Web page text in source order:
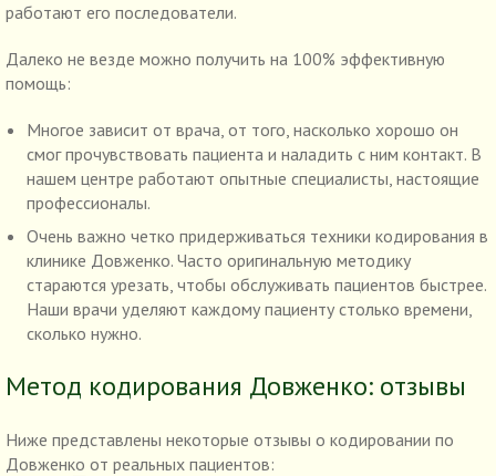
работают его последователи.
Далеко не везде можно получить на 100% эффективную
помощь:
Многое зависит от врача, от того, насколько хорошо он
смог прочувствовать пациента и наладить с ним контакт. В
нашем центре работают опытные специалисты, настоящие
профессионалы.
Очень важно четко придерживаться техники кодирования в
клинике Довженко. Часто оригинальную методику
стараются урезать, чтобы обслуживать пациентов быстрее.
Наши врачи уделяют каждому пациенту столько времени,
сколько нужно.
Метод кодирования Довженко: отзывы
Ниже представлены некоторые отзывы о кодировании по
Довженко от реальных пациентов: